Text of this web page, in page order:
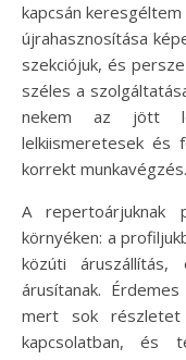
kapcsán
újrahasznosítása
szekciójuk, és
széles a
nekem az jött
lelkiismeretesek és
korrekt munkavégzés.
A
környéken: a
közúti
árusítanak.
mert sok részletet
kapcsolatban, és